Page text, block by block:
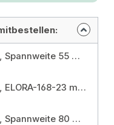
Gelenkbolzen-Ausdrücker, Spannweite 55 mm, ELORA-323-28 Gabelöffnung: 28 mm
Gelenkbolzen-Ausdrücker, ELORA-168-23 mm Gabelöffnung: 25 mm
Gelenkbolzen-Ausdrücker, Spannweite 80 mm, ELORA-169-80 maximale Spannweite: 80 mm